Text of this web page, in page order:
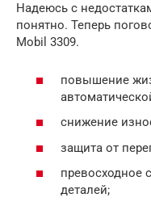
Надеюсь с
понятно. Теперь
Mobil 3309.
повышение
снижение
защита от
превосходное
деталей;